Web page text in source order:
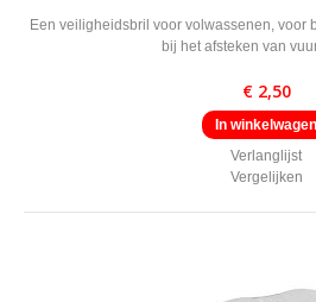
Een veiligheidsbril voor volwassenen, voor
bij het afsteken van
€ 2,50
In winkelwagen
Verlanglijst
Vergelijken